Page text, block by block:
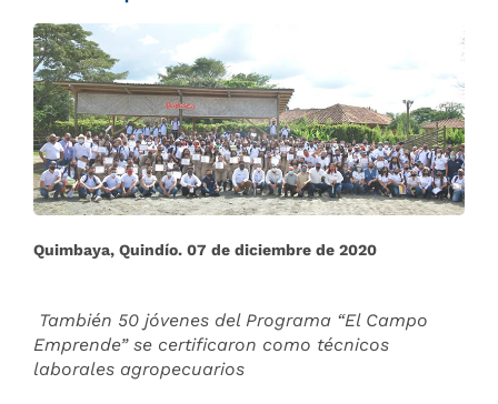
Quimbaya, Quindío. 07 de diciembre de 2020
También 50 jóvenes del Programa “El Campo
Emprende” se certificaron como técnicos
laborales agropecuarios